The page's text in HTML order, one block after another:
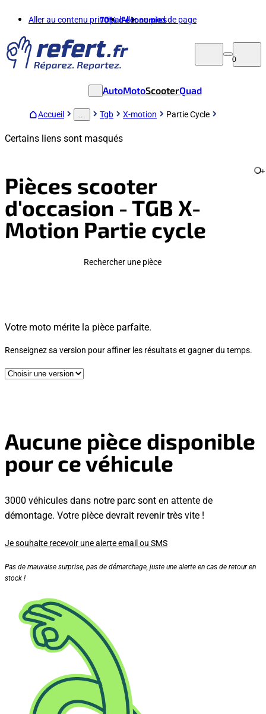
Aller au contenu principalAller au pied de page
70%d'économies
0
AutoMotoScooterQuad
Accueil Tgb X-motion Partie Cycle
Certains liens sont masqués
Pièces scooter
d'occasion - TGB X-
Motion Partie cycle
+
Rechercher une pièce
Votre moto mérite la pièce parfaite.
Renseignez sa version pour affiner les résultats et gagner du temps.
Aucune pièce disponible
pour ce véhicule
3000 véhicules dans notre parc sont en attente de
démontage. Votre pièce devrait revenir très vite !
Je souhaite recevoir une alerte email ou SMS
Pas de mauvaise surprise, pas de démarchage, juste une alerte en cas de retour en
stock !